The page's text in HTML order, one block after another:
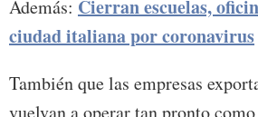
Además: Cierran escuelas,
ciudad italiana por coronavirus
También que las empresas